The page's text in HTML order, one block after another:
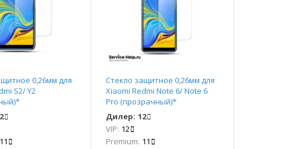
0,26мм для
S2/ Y2
11
Стекло защитное 0,26мм для
Xiaomi Redmi Note 6/ Note 6
Pro (прозрачный)*
Дилер: 12
VIP: 12
Premium: 11